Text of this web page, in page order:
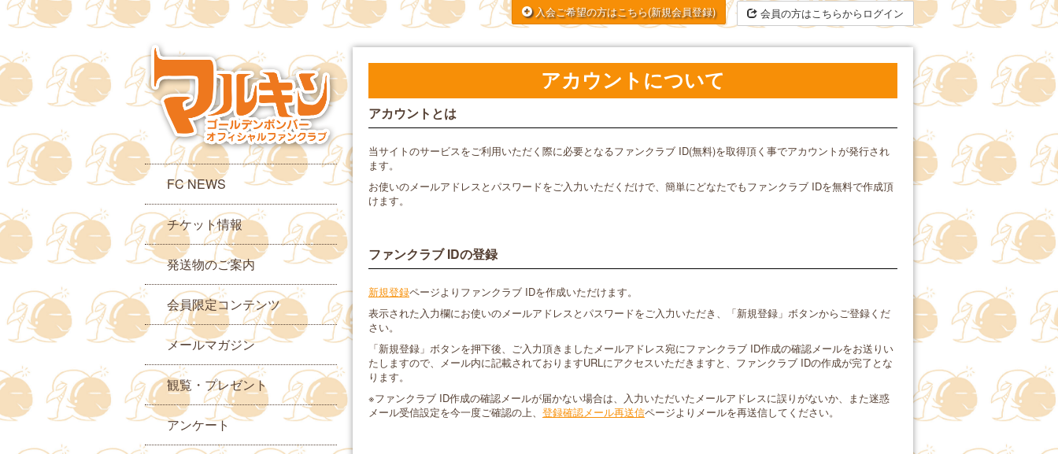
入会ご希望の方はこちら(新規会員登録) 会員の方はこちらからログイン
FC NEWS
チケット情報
発送物のご案内
会員限定コンテンツ
メールマガジン
観覧・プレゼント
アンケート
アカウントについて
アカウントとは
当サイトのサービスをご利用いただく際に必要となるファンクラブ ID(無料)を取得頂く事でアカウントが発行され
ます。
お使いのメールアドレスとパスワードをご入力いただくだけで、簡単にどなたでもファンクラブ IDを無料で作成頂
けます。
ファンクラブ IDの登録
新規登録ページよりファンクラブ IDを作成いただけます。
表示された入力欄にお使いのメールアドレスとパスワードをご入力いただき、「新規登録」ボタンからご登録くだ
さい。
「新規登録」ボタンを押下後、ご入力頂きましたメールアドレス宛にファンクラブ ID作成の確認メールをお送りい
たしますので、メール内に記載されておりますURLにアクセスいただきますと、ファンクラブ IDの作成が完了とな
ります。
※ファンクラブ ID作成の確認メールが届かない場合は、入力いただいたメールアドレスに誤りがないか、また迷惑
メール受信設定を今一度ご確認の上、 登録確認メール再送信ページよりメールを再送信してください。